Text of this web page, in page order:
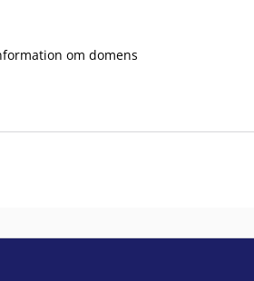
om domens